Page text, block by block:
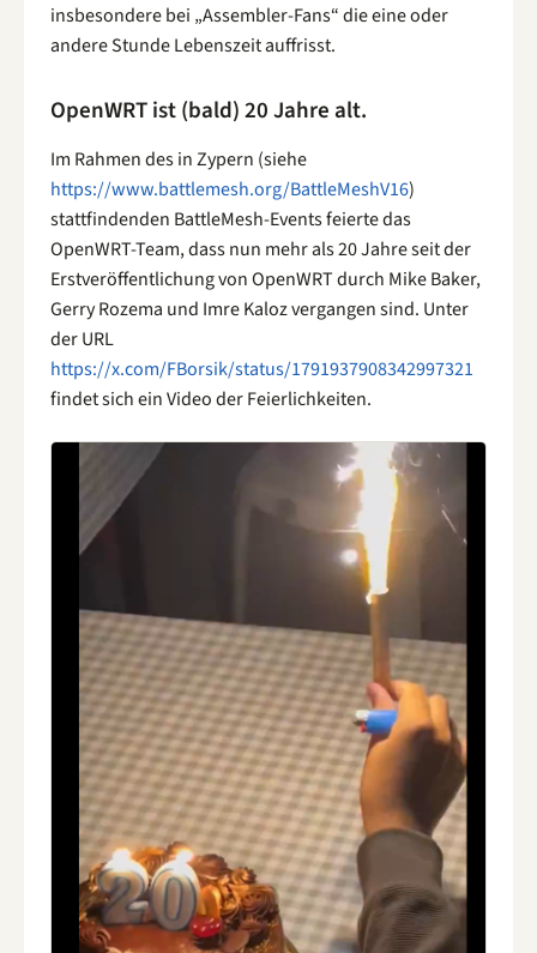
insbesondere bei „Assembler-Fans“ die eine oder
andere Stunde Lebenszeit auffrisst.
OpenWRT ist (bald) 20 Jahre alt.
Im Rahmen des in Zypern (siehe
https://www.battlemesh.org/BattleMeshV16)
stattfindenden BattleMesh-Events feierte das
OpenWRT-Team, dass nun mehr als 20 Jahre seit der
Erstveröffentlichung von OpenWRT durch Mike Baker,
Gerry Rozema und Imre Kaloz vergangen sind. Unter
der URL
https://x.com/FBorsik/status/1791937908342997321
findet sich ein Video der Feierlichkeiten.